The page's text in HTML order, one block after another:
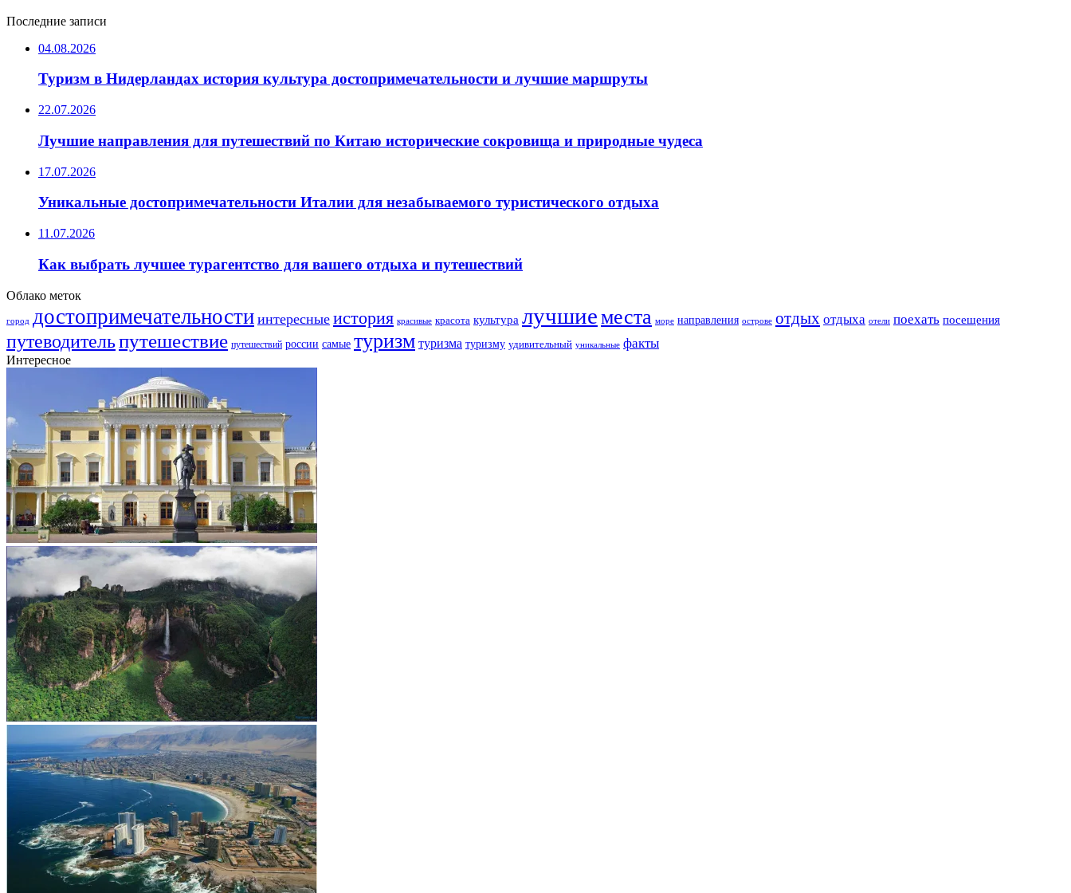
Последние записи
04.08.2026
Туризм в Нидерландах история культура достопримечательности и лучшие маршруты
22.07.2026
Лучшие направления для путешествий по Китаю исторические сокровища и природные чудеса
17.07.2026
Уникальные достопримечательности Италии для незабываемого туристического отдыха
11.07.2026
Как выбрать лучшее турагентство для вашего отдыха и путешествий
Облако меток
город достопримечательности интересные история красивые красота культура лучшиеместа море направления острове отдых отдыха отели поехать посещения
путеводительпутешествие путешествий россии самые туризм туризма туризму удивительный уникальные факты
Интересное